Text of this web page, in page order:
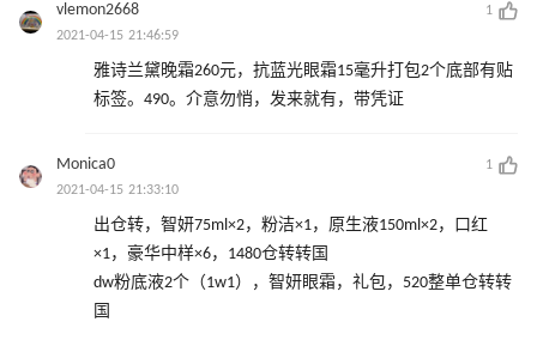
vlemon2668
1
2021-04-15 21:46:59
雅诗兰黛晚霜260元，抗蓝光眼霜15毫升打包2个底部有贴
标签。490。介意勿悄，发来就有，带凭证
Monica0
1
2021-04-15 21:33:10
出仓转，智妍75ml×2，粉洁×1，原生液150ml×2，口红
×1，豪华中样×6，1480仓转转国
dw粉底液2个（1w1），智妍眼霜，礼包，520整单仓转转
国